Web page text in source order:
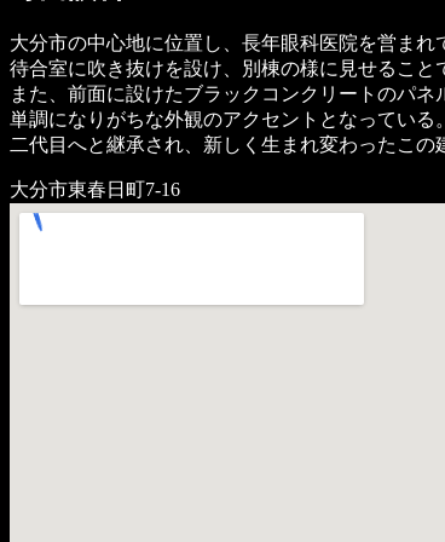
大分市の中心地に位置し、長年眼科医院を営まれ
待合室に吹き抜けを設け、別棟の様に見せること
また、前面に設けたブラックコンクリートのパネ
単調になりがちな外観のアクセントとなっている。
二代目へと継承され、新しく生まれ変わったこ
大分市東春日町7-16